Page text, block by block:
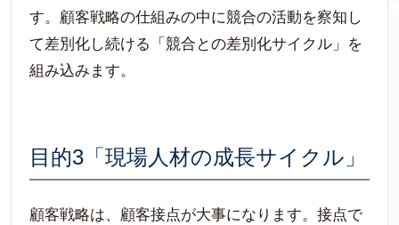
す。顧客戦略の仕組みの中に競合の活動を察知し
て差別化し続ける「競合との差別化サイクル」を
組み込みます。
目的3「現場人材の成長サイクル」
顧客戦略は、顧客接点が大事になります。接点で